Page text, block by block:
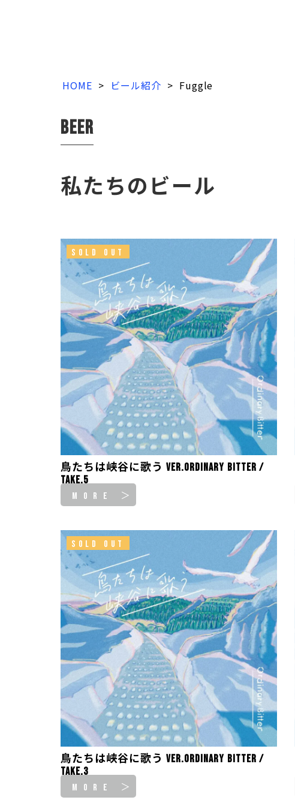
HOME > ビール紹介 > Fuggle
beer
私たちのビール
SOLD OUT
鳥たちは峡谷に歌う ver.Ordinary Bitter /
take.5
MORE ＞
SOLD OUT
鳥たちは峡谷に歌う ver.Ordinary Bitter /
take.3
MORE ＞